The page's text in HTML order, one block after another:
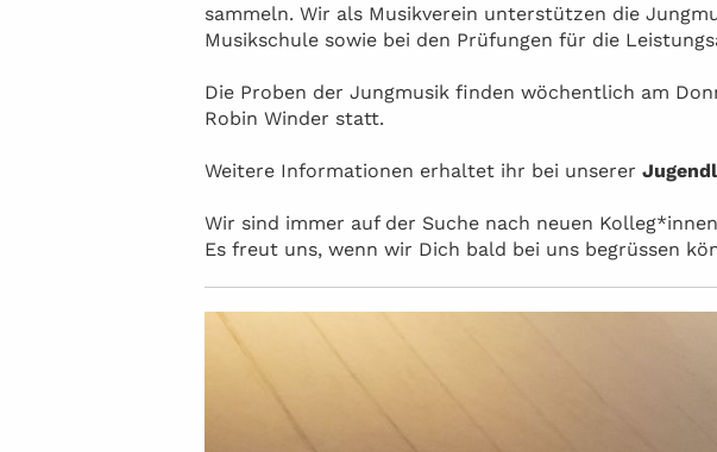
sammeln. Wir als Musikverein unterstützen die
Musikschule sowie bei den Prüfungen für die
Die Proben der Jungmusik finden wöchentlich am
Robin Winder statt.
Weitere Informationen erhaltet ihr bei unserer
Wir sind immer auf der Suche nach neuen
Es freut uns, wenn wir Dich bald bei uns begrüssen